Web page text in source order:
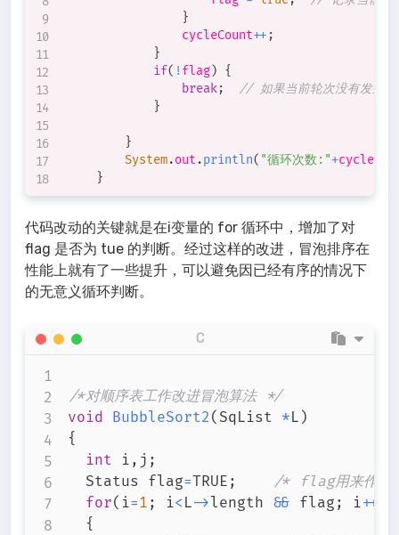
}
                cycleCount
++ ;
}
if( ! flag) {
break;
// 如果当前轮次没有发生交
}
}
System.out .println( "循环次数:"+
}
代码改动的关键就是在i变量的 for 循环中，增加了对
flag 是否为 tue 的判断。经过这样的改进，冒泡排序在
性能上就有了一些提升，可以避免因已经有序的情况下
的无意义循环判断。
/*对顺序表工作改进冒泡算法 */
void BubbleSort2 ( SqList *L )
{
int i , j ;
	Status flag
=TRUE ;
/* flag用来作为
for( i=1 ; i<L->length && flag ; i++
{
C